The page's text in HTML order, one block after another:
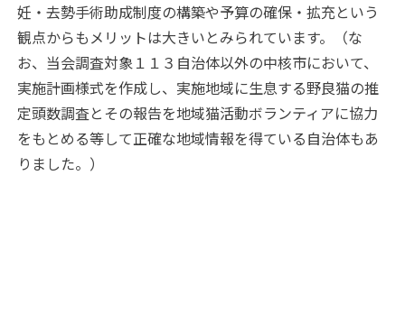
妊・去勢手術助成制度の構築や予算の確保・拡充という
観点からもメリットは大きいとみられています。（な
お、当会調査対象１１３自治体以外の中核市において、
実施計画様式を作成し、実施地域に生息する野良猫の推
定頭数調査とその報告を地域猫活動ボランティアに協力
をもとめる等して正確な地域情報を得ている自治体もあ
りました。）